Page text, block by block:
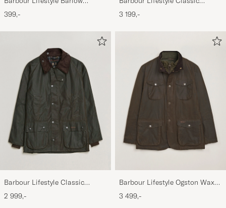
Herringbone Cap Olive
399,-
Beaufort Jacket Olive
3 199,-
Barbour Lifestyle Classic
Bedale Jacket Olive
2 999,-
Barbour Lifestyle Ogston Waxed
Jacket Olive
3 499,-